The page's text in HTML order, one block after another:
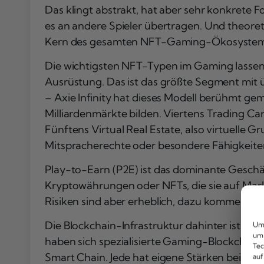
Das klingt abstrakt, hat aber sehr konkrete
es an andere Spieler übertragen. Und
Kern des gesamten NFT-Gaming-
Die wichtigsten NFT-Typen im Gaming
Ausrüstung. Das ist das größte Segment mit
– Axie Infinity hat dieses Modell berühmt
Milliardenmärkte bilden. Viertens Trading
Fünftens Virtual Real Estate, also virtuelle
Mitspracherechte oder besondere
Play-to-Earn (P2E) ist das dominante
Kryptowährungen oder NFTs, die sie auf
Risiken sind aber erheblich, dazu kommen wir
Die Blockchain-Infrastruktur dahinter ist
haben sich spezialisierte Gaming-
Smart Chain. Jede hat eigene Stärken bei